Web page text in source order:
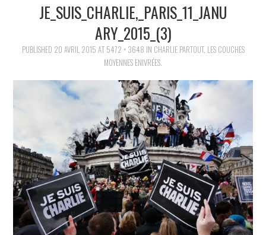
BRÈVES
JURIDIQUE
POLITIQUE
CULTURE
SPORT
JE_SUIS_CHARLIE,_PARIS_11_JANU
ARY_2015_(3)
PUBLISHED 20 AVRIL 2015 AT 5472 × 3648 IN CHARLIE PARTOUT, LES COUCHES
MOYENNES ENIVRÉES.